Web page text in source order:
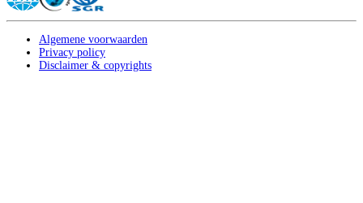
Algemene voorwaarden
Privacy policy
Disclaimer & copyrights